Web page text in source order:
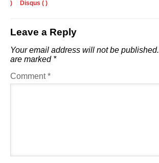
) Disqus ( )
Leave a Reply
Your email address will not be published.
are marked *
Comment*